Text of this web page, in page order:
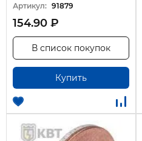
Артикул: 91879
154.90 ₽
Купить
В список покупок